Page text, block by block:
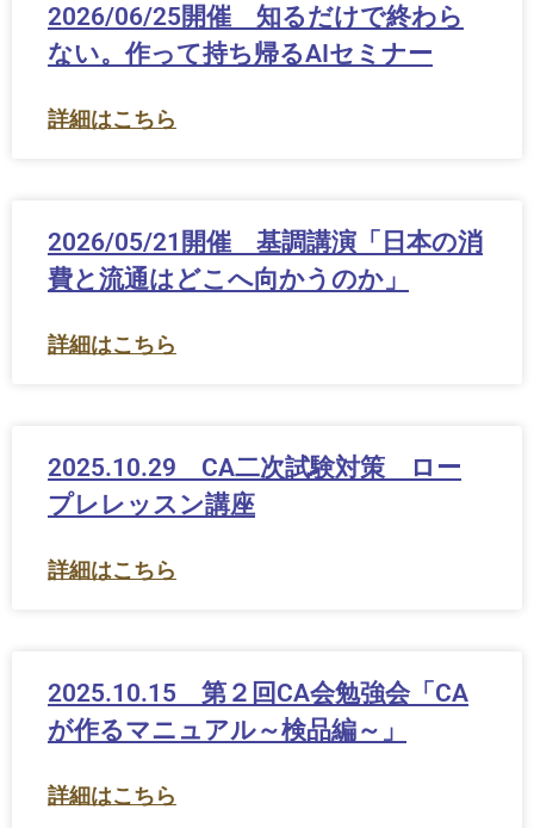
2026/06/25開催 知るだけで終わら
ない。作って持ち帰るAIセミナー
詳細はこちら
2026/05/21開催 基調講演「日本の消
費と流通はどこへ向かうのか」
詳細はこちら
2025.10.29 CA二次試験対策 ロー
プレレッスン講座
詳細はこちら
2025.10.15 第２回CA会勉強会「CA
が作るマニュアル～検品編～」
詳細はこちら